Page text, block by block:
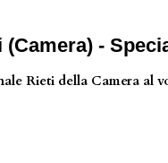
-
Rieti della Camera al